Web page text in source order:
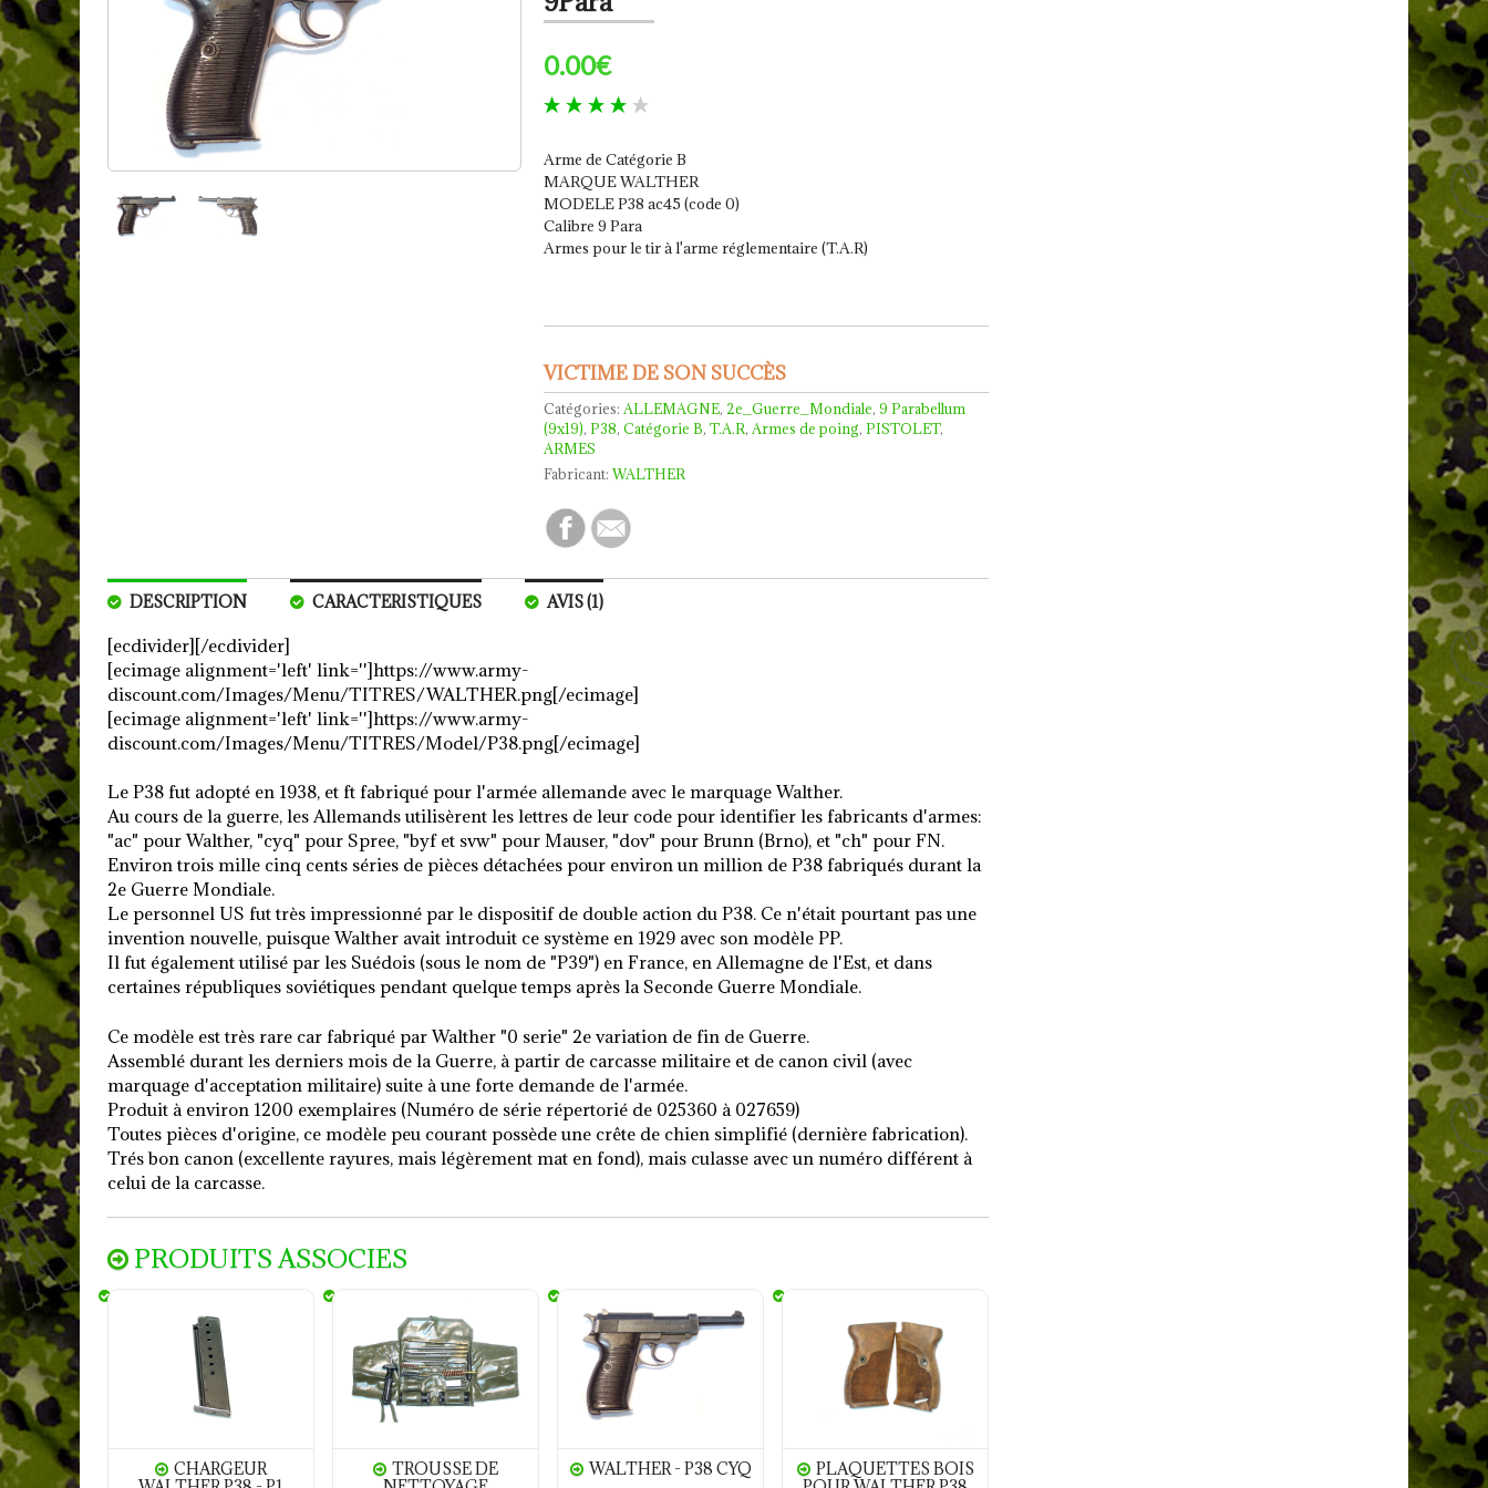
Pièces détachées
Archives / Ruptures
0.00€
Arme de Catégorie B
MARQUE WALTHER
MODELE P38 ac45 (code 0)
Calibre 9 Para
Armes pour le tir à l'arme réglementaire (T.A.R)
VICTIME DE SON SUCCÈS
Catégories: ALLEMAGNE, 2e_Guerre_Mondiale,9 Parabellum
(9x19), P38,Catégorie B,T.A.R, Armes de poing, PISTOLET,
ARMES
Fabricant:WALTHER
DESCRIPTION CARACTERISTIQUES AVIS (1)
[ecdivider][/ecdivider]
[ecimage alignment='left' link='']https://www.army-
discount.com/Images/Menu/TITRES/WALTHER.png[/ecimage]
[ecimage alignment='left' link='']https://www.army-
discount.com/Images/Menu/TITRES/Model/P38.png[/ecimage]
Le P38 fut adopté en 1938, et ft fabriqué pour l'armée allemande avec le marquage Walther.
Au cours de la guerre, les Allemands utilisèrent les lettres de leur code pour identifier les fabricants d'armes:
"ac" pour Walther, "cyq" pour Spree, "byf et svw" pour Mauser, "dov" pour Brunn (Brno), et "ch" pour FN.
Environ trois mille cinq cents séries de pièces détachées pour environ un million de P38 fabriqués durant la
2e Guerre Mondiale.
Le personnel US fut très impressionné par le dispositif de double action du P38. Ce n'était pourtant pas une
invention nouvelle, puisque Walther avait introduit ce système en 1929 avec son modèle PP.
Il fut également utilisé par les Suédois (sous le nom de "P39") en France, en Allemagne de l'Est, et dans
certaines républiques soviétiques pendant quelque temps après la Seconde Guerre Mondiale.
Ce modèle est très rare car fabriqué par Walther "0 serie" 2e variation de fin de Guerre.
Assemblé durant les derniers mois de la Guerre, à partir de carcasse militaire et de canon civil (avec
marquage d'acceptation militaire) suite à une forte demande de l'armée.
Produit à environ 1200 exemplaires (Numéro de série répertorié de 025360 à 027659)
Toutes pièces d'origine, ce modèle peu courant possède une crête de chien simplifié (dernière fabrication).
Trés bon canon (excellente rayures, mais légèrement mat en fond), mais culasse avec un numéro différent à
celui de la carcasse.
PRODUITS ASSOCIES
Chargeur WALTHER P38 - P1 calibre 9Para
CHARGEUR
Trousse de nettoyage
TROUSSE DE
WALTHER - P38 cyq
WALTHER - P38 CYQ
Plaquettes bois pour WALTHER P38
PLAQUETTES BOIS